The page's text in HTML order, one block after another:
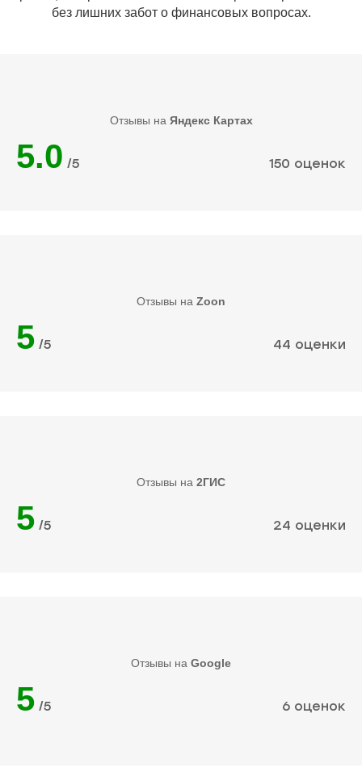
без лишних забот о финансовых вопросах.
Отзывы на Яндекс Картах
5.0 /5 150 оценок
Отзывы на Zoon
5 /5 44 оценки
Отзывы на 2ГИС
5 /5 24 оценки
Отзывы на Google
5 /5 6 оценок